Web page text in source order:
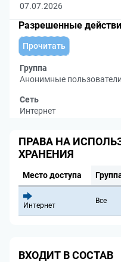
07.07.2026
Разрешенные
Прочитать
Группа
Анонимные пользователи
Сеть
Интернет
ПРАВА НА
ХРАНЕНИЯ
Место доступа
Интернет
Все
ВХОДИТ В СОСТАВ